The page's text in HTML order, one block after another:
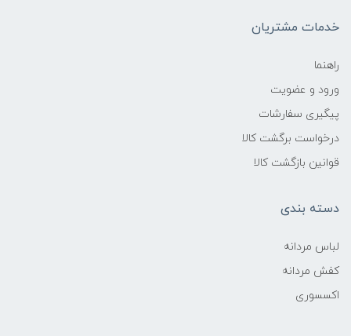
خدمات مشتریان
راهنما
ورود و عضویت
پیگیری سفارشات
درخواست برگشت کالا
قوانین بازگشت کالا
دسته بندی
لباس مردانه
کفش مردانه
اکسسوری